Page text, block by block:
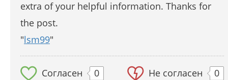
extra of your helpful information. Thanks for
the post.
"lsm99"
Согласен 0 Не согласен 0